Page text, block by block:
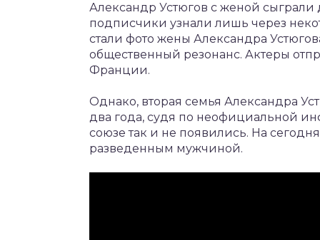
Александр Устюгов с женой сыграли
подписчики узнали лишь через
стали фото жены Александра
общественный резонанс. Актеры
Франции.
Однако, вторая семья Александра
два года, судя по неофициальной
союзе так и не появились. На
разведенным мужчиной.